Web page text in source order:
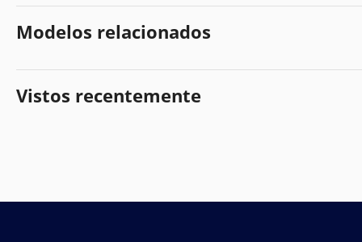
Modelos relacionados
Vistos recentemente